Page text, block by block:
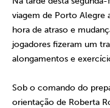
viagem de Porto Alegre
hora de atraso e
jogadores fizeram um
alongamentos e
Sob o comando do
orientação de Roberta